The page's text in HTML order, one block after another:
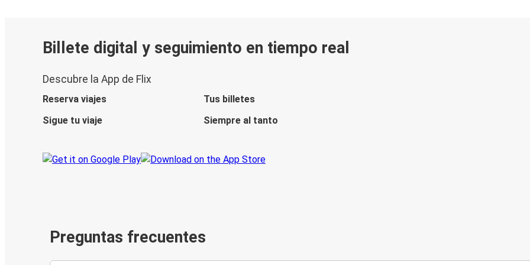
Billete digital y seguimiento en tiempo real
Descubre la App de Flix
Reserva viajes
Tus billetes
Sigue tu viaje
Siempre al tanto
Preguntas frecuentes